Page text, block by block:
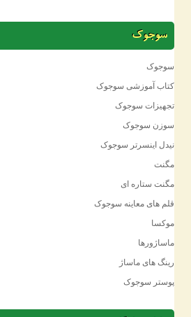
سوجوک
سوجوک
کتاب آموزشی سوجوک
تجهیزات سوجوک
سوزن سوجوک
نیدل اینسرتر سوجوک
مگنت
مگنت ستاره ای
قلم های معاینه سوجوک
موکسا
ماساژورها
رینگ های ماساژ
پوستر سوجوک